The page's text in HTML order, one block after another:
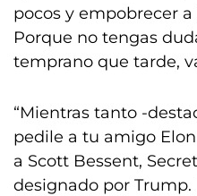
pocos y empobrecer
Porque no tengas
temprano que tarde,
“Mientras tanto -
pedile a tu amigo
a Scott Bessent,
designado por Trump.